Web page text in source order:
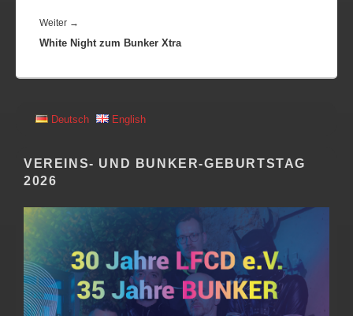
Weiter →
Beitrag:
White Night zum Bunker Xtra
SEITENLEISTEN
Deutsch English
VEREINS- UND BUNKER-GEBURTSTAG
2026